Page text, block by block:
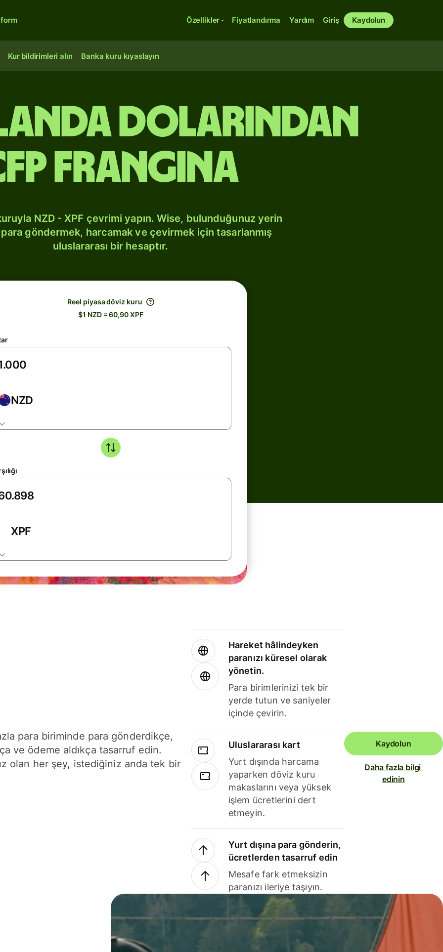
Özellikler Fiyatlandırma Yardım Giriş Kaydolun
Kur bildirimleri alın Banka kuru kıyaslayın
dolarından
frangına
NZD - XPF çevrimi yapın. Wise, bulunduğunuz yerin
göndermek, harcamak ve çevirmek için tasarlanmış
uluslararası bir hesaptır.
Reel piyasa döviz kuru
$1 NZD = 60,90 XPF
NZD
XPF
para biriminde para gönderdikçe,
ve ödeme aldıkça tasarruf edin.
olan her şey, istediğiniz anda tek bir
Hareket hâlindeyken
paranızı küresel olarak
yönetin.
Para birimlerinizi tek bir
yerde tutun ve saniyeler
içinde çevirin.
Uluslararası kart
Yurt dışında harcama
yaparken döviz kuru
makaslarını veya yüksek
işlem ücretlerini dert
etmeyin.
Yurt dışına para gönderin,
ücretlerden tasarruf edin
Mesafe fark etmeksizin
paranızı ileriye taşıyın.
Kaydolun
Daha fazla bilgi
edinin